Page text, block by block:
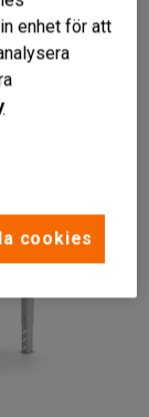
enhet för att
cookies